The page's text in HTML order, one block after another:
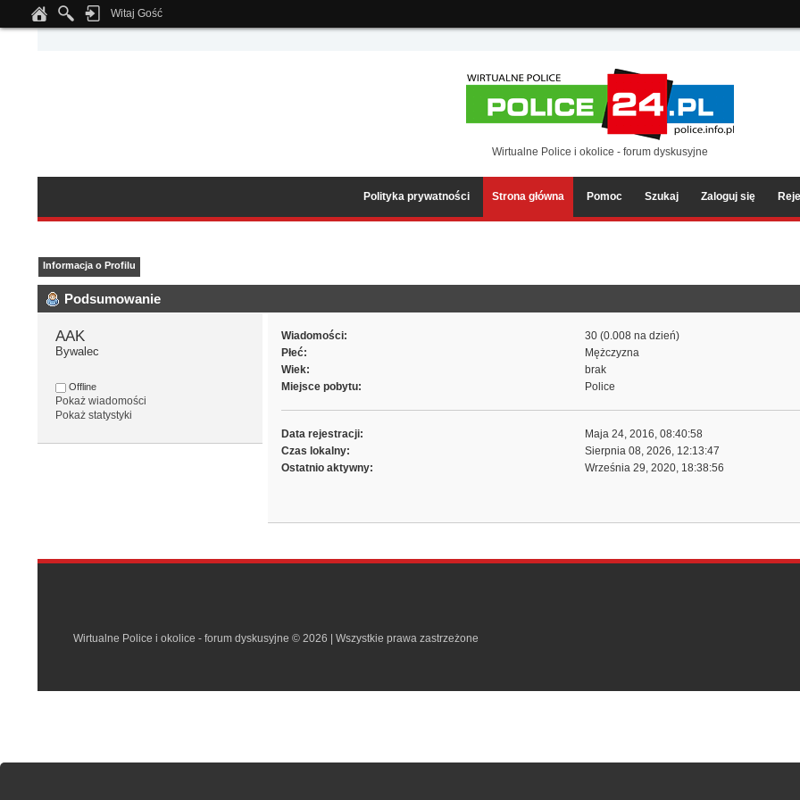
Notice: Undefined index: tapatalk_body_hook in
Witaj Gość
Wirtualne Police i okolice - forum dyskusyjne
Polityka prywatności Strona główna Pomoc Szukaj Zaloguj się
Informacja o Profilu
Podsumowanie
AAK
Bywalec
Offline
Pokaż wiadomości
Pokaż statystyki
Wiadomości:
30 (0.008 na dzień)
Płeć:
Mężczyzna
Wiek:
brak
Miejsce pobytu:
Police
Data rejestracji:
Maja 24, 2016, 08:40:58
Czas lokalny:
Sierpnia 08, 2026, 12:13:47
Ostatnio aktywny:
Września 29, 2020, 18:38:56
Wirtualne Police i okolice - forum dyskusyjne © 2026 | Wszystkie prawa zastrzeżone